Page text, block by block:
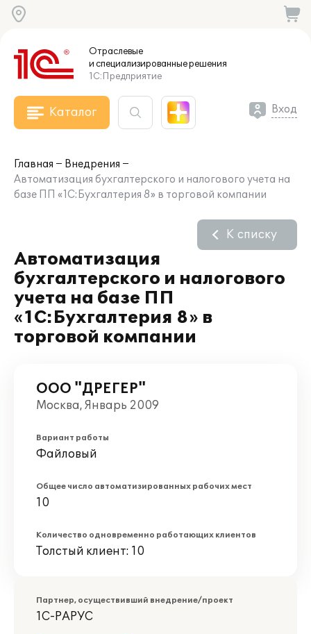
Отраслевые
и специализированныерешения
1С:Предприятие
Каталог Вход
Главная
Внедрения
Автоматизация бухгалтерского и налогового учета на
базе ПП «1С:Бухгалтерия 8» в торговой компании
Автоматизация
бухгалтерского и налогового
учета на базе ПП
«1С:Бухгалтерия 8» в
торговой компании
К списку
ООО "ДРЕГЕР"
Москва, Январь 2009
Вариант работы
Файловый
Общее число автоматизированных рабочих мест
10
Количество одновременно работающих клиентов
Толстый клиент: 10
Партнер, осуществивший внедрение/проект
1С-РАРУС